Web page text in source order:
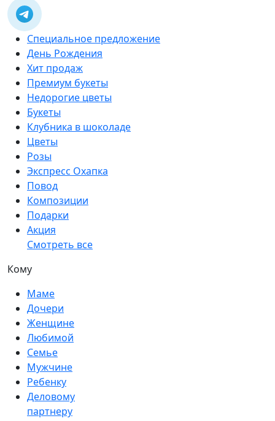
Специальное предложение
День Рождения
Хит продаж
Премиум букеты
Недорогие цветы
Букеты
Клубника в шоколаде
Цветы
Розы
Экспресс Охапка
Повод
Композиции
Подарки
Акция
Смотреть все
Кому
Маме
Дочери
Женщине
Любимой
Семье
Мужчине
Ребенку
Деловому
партнеру